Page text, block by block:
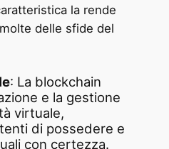
la rende
delle sfide del
: La blockchain
e la gestione
virtuale,
di possedere e
con certezza.